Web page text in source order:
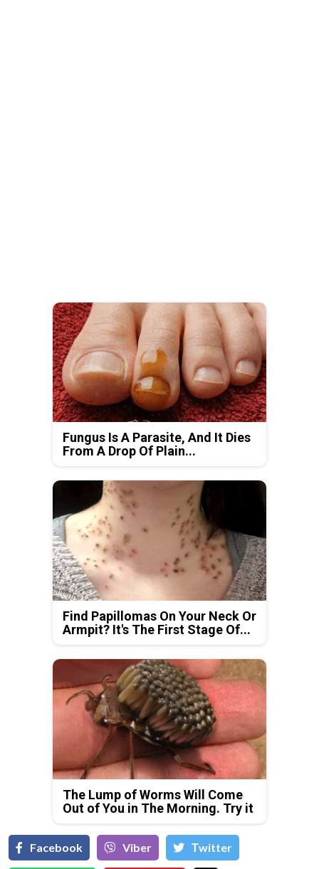
Fungus Is A Parasite, And It Dies
From A Drop Of Plain...
Find Papillomas On Your Neck Or
Armpit? It's The First Stage Of...
The Lump of Worms Will Come
Out of You in The Morning. Try it
Facebook Viber Тwitter